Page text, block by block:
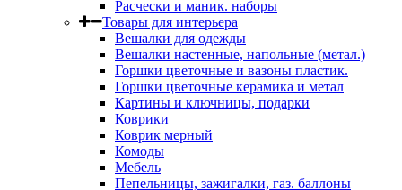
Расчески и маник. наборы
Товары для интерьера
Вешалки для одежды
Вешалки настенные, напольные (метал.)
Горшки цветочные и вазоны пластик.
Горшки цветочные керамика и метал
Картины и ключницы, подарки
Коврики
Коврик мерный
Комоды
Мебель
Пепельницы, зажигалки, газ. баллоны